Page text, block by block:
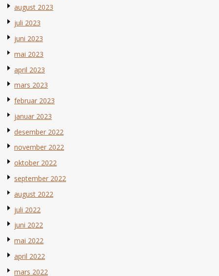
august 2023
juli 2023
juni 2023
mai 2023
april 2023
mars 2023
februar 2023
januar 2023
desember 2022
november 2022
oktober 2022
september 2022
august 2022
juli 2022
juni 2022
mai 2022
april 2022
mars 2022